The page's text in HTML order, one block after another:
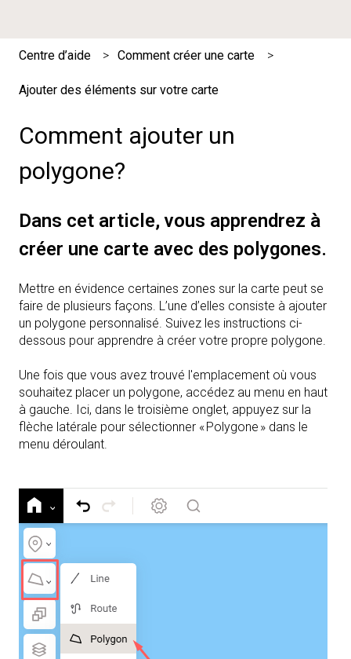
Centre d’aide Comment créer une carte
Ajouter des éléments sur votre carte
Comment ajouter un
polygone?
Dans cet article, vous apprendrez à
créer une carte avec des polygones.
Mettre en évidence certaines zones sur la carte peut se
faire de plusieurs façons. L’une d’elles consiste à ajouter
un polygone personnalisé. Suivez les instructions ci-
dessous pour apprendre à créer votre propre polygone.
Une fois que vous avez trouvé l'emplacement où vous
souhaitez placer un polygone, accédez au menu en haut
à gauche. Ici, dans le troisième onglet, appuyez sur la
flèche latérale pour sélectionner « Polygone » dans le
menu déroulant.